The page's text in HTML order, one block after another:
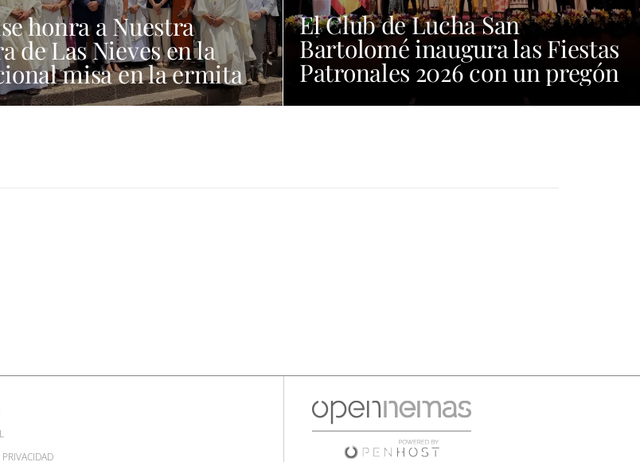
honra a Nuestra
de Las Nieves en la
misa en la ermita
El Club de Lucha San
Bartolomé inaugura las Fiestas
Patronales 2026 con un pregón
cargado de emoción y orgullo